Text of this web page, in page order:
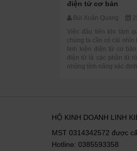
điện tử cơ bản
Bùi Xuân Quang
Việc đầu tiên khi làm
chúng ta cần có cái nhìn
linh kiện điện tử cơ
điện tử là các phần tử
những tính năng xác
HỘ KINH DOANH LINH
MST 0314342572 được
Hotline: 0385593358